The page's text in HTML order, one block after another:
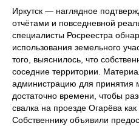
Иркутск — наглядное
отчётами и повседневной
специалисты Росреестра
использования земельного
того, выяснилось, что
соседние территории.
администрацию для принятия
достаточно времени, чтобы
свалка на проезде Огарёва как
Собственнику объявили